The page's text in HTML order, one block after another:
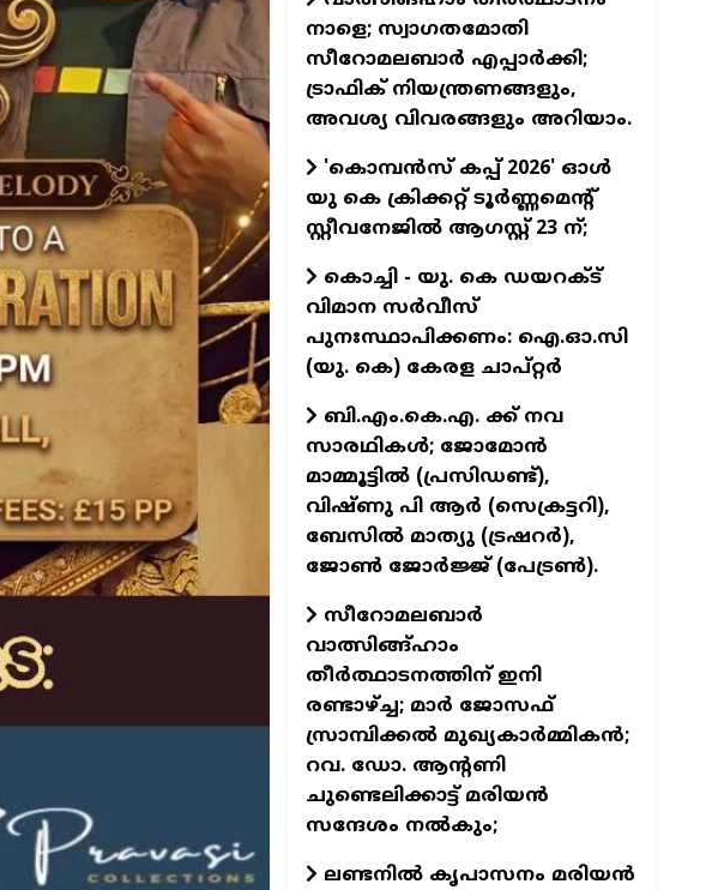
നാളെ; സ്വാഗതമോതി
സീറോമലബാര്‍ എപ്പാര്‍ക്കി;
ട്രാഫിക് നിയന്ത്രണങ്ങളും,
അവശ്യ വിവരങ്ങളും അറിയാം.
'കൊമ്പന്‍സ് കപ്പ് 2026' ഓള്‍
യു കെ ക്രിക്കറ്റ് ടൂര്‍ണ്ണമെന്റ്
സ്റ്റീവനേജില്‍ ആഗസ്റ്റ് 23 ന്;
കൊച്ചി - യു. കെ ഡയറക്ട്
വിമാന സര്‍വീസ്
പുനഃസ്ഥാപിക്കണം: ഐ.ഓ.സി
(യു. കെ) കേരള ചാപ്റ്റര്‍
ബി.എം.കെ.എ. ക്ക് നവ
സാരഥികള്‍; ജോമോന്‍
മാമ്മൂട്ടില്‍ (പ്രസിഡണ്ട്),
വിഷ്ണു പി ആര്‍ (സെക്രട്ടറി),
ബേസില്‍ മാത്യു (ട്രഷറര്‍),
ജോണ്‍ ജോര്‍ജ്ജ് (പേട്രണ്‍).
സീറോമലബാര്‍
വാത്സിങ്ങ്ഹാം
തീര്‍ത്ഥാടനത്തിന് ഇനി
രണ്ടാഴ്ച്ച; മാര്‍ ജോസഫ്
സ്രാമ്പിക്കല്‍ മുഖ്യകാര്‍മ്മികന്‍;
റവ. ഡോ. ആന്റണി
ചുണ്ടെലിക്കാട്ട് മരിയന്‍
സന്ദേശം നല്‍കും;
ലണ്ടനില്‍ കൃപാസനം മരിയന്‍